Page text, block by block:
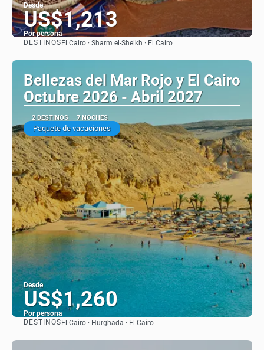
Desde
US$1,213
Por persona
DESTINOSEl Cairo · Sharm el-Sheikh · El Cairo
Bellezas del Mar Rojo y El Cairo
Octubre 2026 - Abril 2027
2 DESTINOS 7 NOCHES
Paquete de vacaciones
Desde
US$1,260
Por persona
DESTINOSEl Cairo · Hurghada · El Cairo